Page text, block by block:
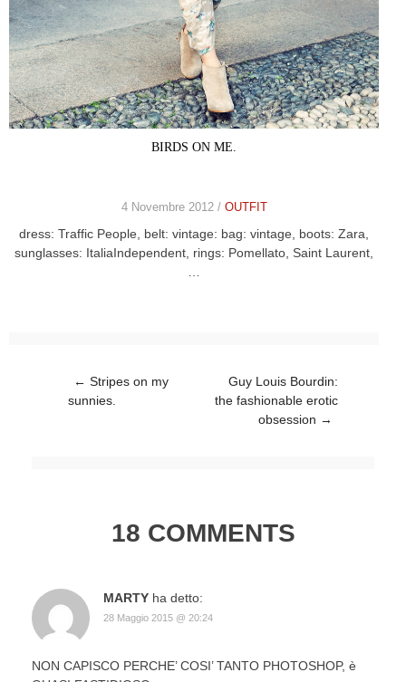
BIRDS ON ME.
4 Novembre 2012 / OUTFIT
dress: Traffic People, belt: vintage: bag: vintage, boots: Zara,
sunglasses: ItaliaIndependent, rings: Pomellato, Saint Laurent,
Post navigation
← Stripes on my
sunnies.
Guy Louis Bourdin:
the fashionable erotic
obsession →
18 COMMENTS
MARTY ha detto:
28 Maggio 2015 @ 20:24
NON CAPISCO PERCHE’ COSI’ TANTO PHOTOSHOP, è